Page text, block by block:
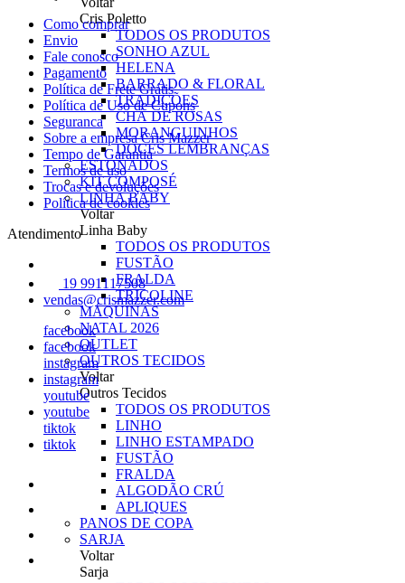
Cris Poletto
TODOS OS PRODUTOS
SONHO AZUL
HELENA
BARRADO & FLORAL
TRADIÇÕES
CHÁ DE ROSAS
MORANGUINHOS
DOCES LEMBRANÇAS
ESTONADOS
KIT COMPOSÉ
LINHA BABY
Voltar
Linha Baby
TODOS OS PRODUTOS
FUSTÃO
FRALDA
TRICOLINE
MÁQUINAS
NATAL 2026
OUTLET
OUTROS TECIDOS
Voltar
Outros Tecidos
TODOS OS PRODUTOS
LINHO
LINHO ESTAMPADO
FUSTÃO
FRALDA
ALGODÃO CRÚ
APLIQUES
PANOS DE COPA
SARJA
Voltar
Sarja
Como comprar
Envio
Fale conosco
Pagamento
Política de Frete Grátis
Política de Uso de Cupons
Seguranca
Sobre a empresa Cris Mazzer
Tempo de Garantia
Termos de uso
Trocas e devoluções
Política de cookies
Atendimento
19 991117508
vendas@crismazzer.com
facebook
facebook
instagram
instagram
youtube
youtube
tiktok
tiktok